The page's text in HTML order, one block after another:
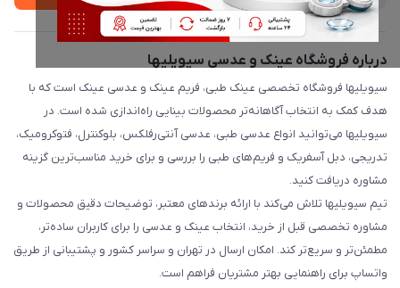
درباره فروشگاه عینک و عدسی سیویلیها
سیویلیها فروشگاه تخصصی عینک طبی، فریم عینک و عدسی عینک است که با
هدف کمک به انتخاب آگاهانه‌تر محصولات بینایی راه‌اندازی شده است. در
سیویلیها می‌توانید انواع عدسی طبی، عدسی آنتی‌رفلکس، بلوکنترل، فتوکرومیک،
تدریجی، دبل آسفریک و فریم‌های طبی را بررسی و برای خرید مناسب‌ترین گزینه
مشاوره دریافت کنید.
تیم سیویلیها تلاش می‌کند با ارائه برندهای معتبر، توضیحات دقیق محصولات و
مشاوره تخصصی قبل از خرید، انتخاب عینک و عدسی را برای کاربران ساده‌تر،
مطمئن‌تر و سریع‌تر کند. امکان ارسال در تهران و سراسر کشور و پشتیبانی از طریق
واتساپ برای راهنمایی بهتر مشتریان فراهم است.